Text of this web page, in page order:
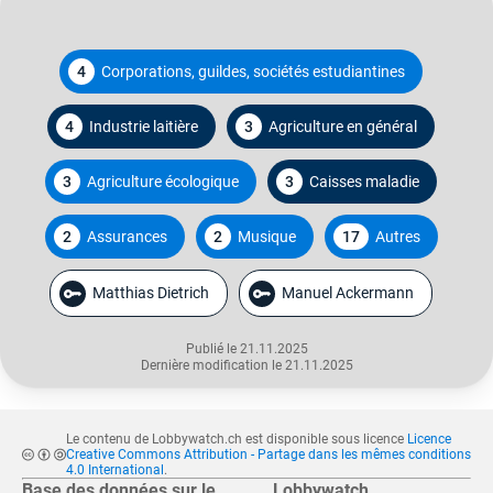
4 Corporations, guildes, sociétés estudiantines
4 Industrie laitière 3 Agriculture en général
3 Agriculture écologique 3 Caisses maladie
2 Assurances 2 Musique 17 Autres
Matthias Dietrich Manuel Ackermann
Publié le 21.11.2025
Dernière modification le 21.11.2025
Le contenu de Lobbywatch.ch est disponible sous licence Licence
Creative Commons Attribution - Partage dans les mêmes conditions
4.0 International .